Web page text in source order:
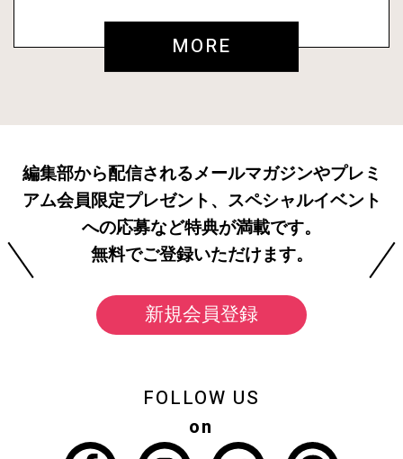
MORE
編集部から配信されるメールマガジンやプレミ
アム会員限定プレゼント、スペシャルイベント
への応募など特典が満載です。
無料でご登録いただけます。
新規会員登録
FOLLOW US
on